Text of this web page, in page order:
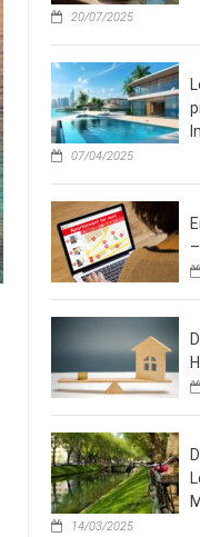
20/07/2025
07/04/2025
14/03/2025